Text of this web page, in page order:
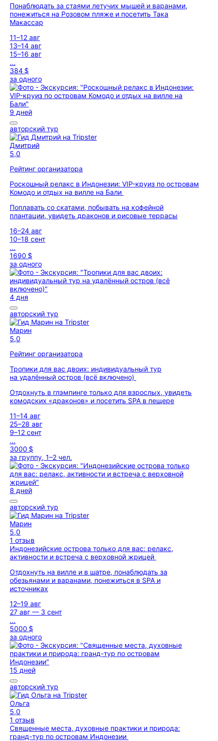
Понаблюдать за стаями летучих мышей и варанами,
понежиться на Розовом пляже и посетить Така
Макассар
11–12 авг
13–14 авг
15–16 авг
...
384 $
за одного
9 дней
авторский тур
Дмитрий
5,0
Рейтинг организатора
Роскошный релакс в Индонезии: VIP-круиз по островам
Комодо и отдых на вилле на Бали
Поплавать со скатами, побывать на кофейной
плантации, увидеть драконов и рисовые террасы
16–24 авг
10–18 сент
...
1690 $
за одного
4 дня
авторский тур
Марин
5,0
Рейтинг организатора
Тропики для вас двоих: индивидуальный тур
на удалённый остров (всё включено)
Отдохнуть в глэмпинге только для взрослых, увидеть
комодских «драконов» и посетить SPA в пещере
11–14 авг
25–28 авг
9–12 сент
...
3000 $
за группу, 1–2 чел.
8 дней
авторский тур
Марин
5,0
1 отзыв
Индонезийские острова только для вас: релакс,
активности и встреча с верховной жрицей
Отдохнуть на вилле и в шатре, понаблюдать за
обезьянами и варанами, понежиться в SPA и
источниках
12–19 авг
27 авг — 3 сент
...
5000 $
за одного
15 дней
авторский тур
Ольга
5,0
1 отзыв
Священные места, духовные практики и природа:
гранд-тур по островам Индонезии